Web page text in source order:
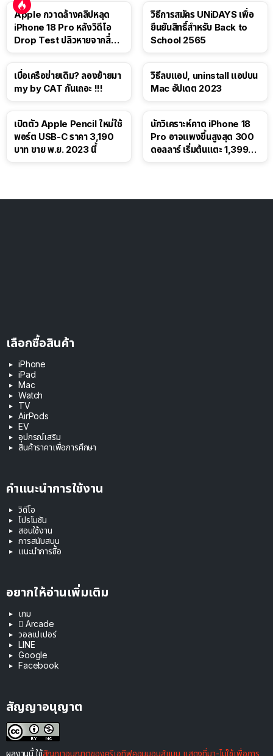
Apple กวาดล้างคลิปหลุด
iPhone 18 Pro หลังวิดีโอ
Drop Test ปลิวหายจากสื่อ
วิธีการสมัคร UNiDAYS เพื่อ
ยืนยันสิทธิ์สำหรับ Back to
School 2565
เบื่อเครือข่ายเดิม? ลองย้ายมา
my by CAT กันเถอะ !!!
วิธีลบแอป, uninstall แอปบน
Mac อัปเดต 2023
เปิดตัว Apple Pencil ใหม่ใช้
พอร์ต USB-C ราคา 3,190
บาท ขาย พ.ย. 2023 นี้
นักวิเคราะห์คาด iPhone 18
Pro อาจแพงขึ้นสูงสุด 300
ดอลลาร์ เริ่มต้นแตะ 1,399
เลือกซื้อสินค้า
iPhone
iPad
Mac
Watch
TV
AirPods
EV
อุปกรณ์เสริม
สินค้าราคาเพื่อการศึกษา
คำแนะนำการใช้งาน
วิดีโอ
โปรโมชัน
สอนใช้งาน
การสนับสนุน
แนะนำการซื้อ
อยากให้อ่านเพิ่มเติม
เกม
 Arcade
วอลเปเปอร์
LINE
Google
Facebook
สัญญาอนุญาต
ผลงานนี้ ใช้สัญญาอนุญาตของครีเอทีฟคอมมอนส์แบบ แสดงที่มา-ไม่ใช้เพื่อการ